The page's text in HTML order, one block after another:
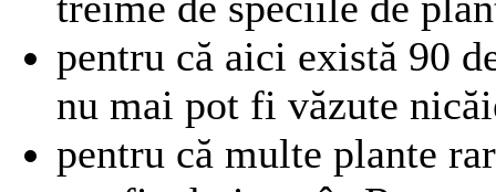
pentru că aici există 90
nu mai pot fi văzute
pentru că multe plante